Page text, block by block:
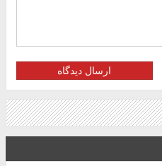
ارسال دیدگاه